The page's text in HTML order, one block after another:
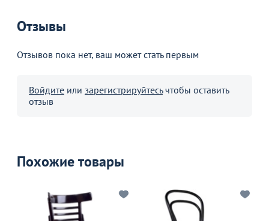
Отзывы
Отзывов пока нет, ваш может стать первым
Войдите или зарегистрируйтесьчтобы оставить
отзыв
Похожие товары